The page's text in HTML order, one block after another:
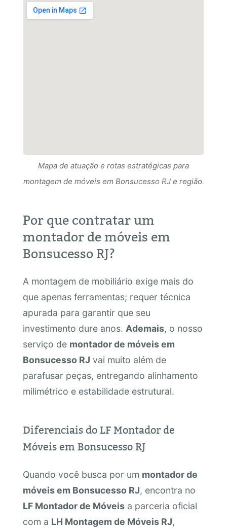
Mapa de atuação e rotas estratégicas para
Mapa de atuação e rotas estratégicas para
Mapa de atuação e rotas estratégicas para
montagem de móveis em Bonsucesso RJ e região.
Por que contratar um
montador de móveis em
Bonsucesso RJ?
A montagem de mobiliário exige mais do
que apenas ferramentas; requer técnica
apurada para garantir que seu
investimento dure anos. Ademais, o nosso
serviço de montador de móveis em
Bonsucesso RJ vai muito além de
parafusar peças, entregando alinhamento
milimétrico e estabilidade estrutural.
Diferenciais do LF Montador de
Móveis em Bonsucesso RJ
Quando você busca por um montador de
móveis em Bonsucesso RJ, encontra no
LF Montador de Móveisa parceria oficial
com a LH Montagem de Móveis RJ,